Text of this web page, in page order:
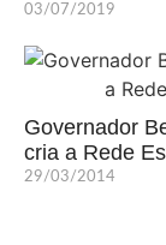
03/07/2019
Governador
cria a Rede
29/03/2014